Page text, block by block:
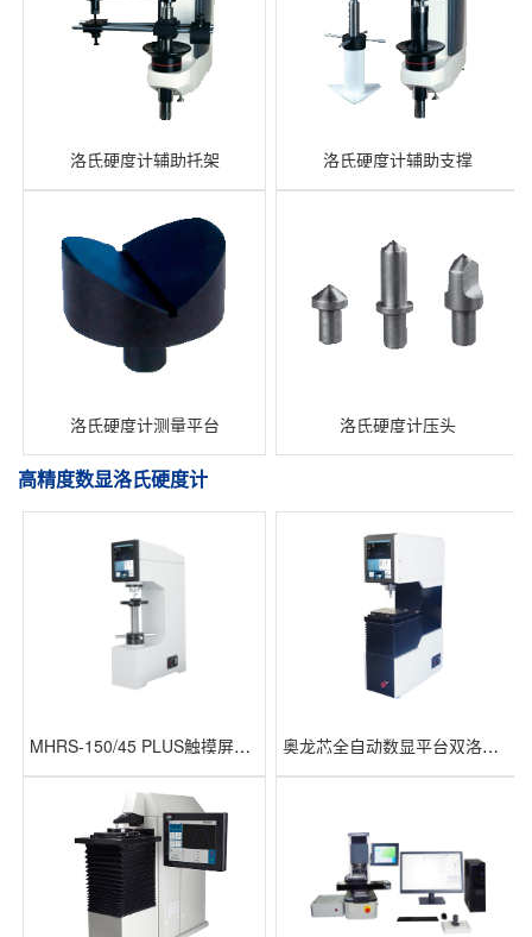
洛氏硬度计辅助托架 洛氏硬度计辅助支撑
洛氏硬度计测量平台 洛氏硬度计压头
高精度数显洛氏硬度计
MHRS-150/45 PLUS触摸屏数显洛氏硬度计 奥龙芯全自动数显平台双洛氏硬度计